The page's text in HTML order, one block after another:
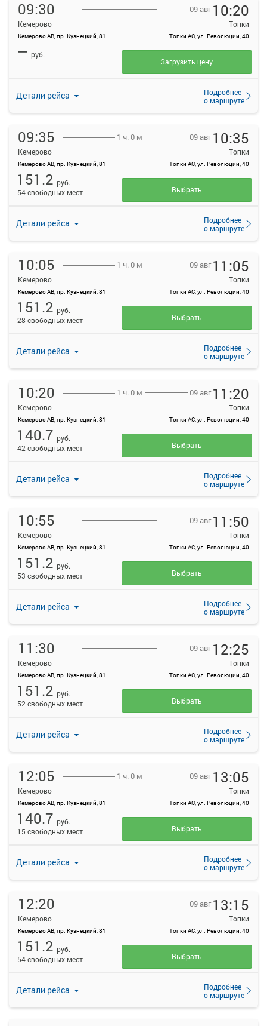
09:30
Кемерово
Кемерово АВ, пр. Кузнецкий, 81
09 авг 10:20
Топки
Топки АС, ул. Революции, 40
Детали рейса
Подробнее
о маршруте
— руб.
Загрузить цену
09:35
Кемерово
Кемерово АВ, пр. Кузнецкий, 81
1 ч. 0 м 09 авг 10:35
Топки
Топки АС, ул. Революции, 40
Детали рейса
Подробнее
о маршруте
151.2 руб.
54 свободных мест
Выбрать
10:05
Кемерово
Кемерово АВ, пр. Кузнецкий, 81
1 ч. 0 м 09 авг 11:05
Топки
Топки АС, ул. Революции, 40
Детали рейса
Подробнее
о маршруте
151.2 руб.
28 свободных мест
Выбрать
10:20
Кемерово
Кемерово АВ, пр. Кузнецкий, 81
1 ч. 0 м 09 авг 11:20
Топки
Топки АС, ул. Революции, 40
Детали рейса
Подробнее
о маршруте
140.7 руб.
42 свободных мест
Выбрать
10:55
Кемерово
Кемерово АВ, пр. Кузнецкий, 81
09 авг 11:50
Топки
Топки АС, ул. Революции, 40
Детали рейса
Подробнее
о маршруте
151.2 руб.
53 свободных мест
Выбрать
11:30
Кемерово
Кемерово АВ, пр. Кузнецкий, 81
09 авг 12:25
Топки
Топки АС, ул. Революции, 40
Детали рейса
Подробнее
о маршруте
151.2 руб.
52 свободных мест
Выбрать
12:05
Кемерово
Кемерово АВ, пр. Кузнецкий, 81
1 ч. 0 м 09 авг 13:05
Топки
Топки АС, ул. Революции, 40
Детали рейса
Подробнее
о маршруте
140.7 руб.
15 свободных мест
Выбрать
12:20
Кемерово
Кемерово АВ, пр. Кузнецкий, 81
09 авг 13:15
Топки
Топки АС, ул. Революции, 40
Детали рейса
Подробнее
о маршруте
151.2 руб.
54 свободных мест
Выбрать